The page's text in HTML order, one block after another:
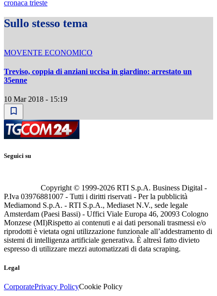
cronaca trieste
Sullo stesso tema
MOVENTE ECONOMICO
Treviso, coppia di anziani uccisa in giardino: arrestato un
35enne
10 Mar 2018 - 15:19
Seguici su
Copyright © 1999-2026 RTI S.p.A. Business Digital -
P.Iva 03976881007 - Tutti i diritti riservati - Per la pubblicità
Mediamond S.p.A. - RTI S.p.A., Mediaset N.V., sede legale
Amsterdam (Paesi Bassi) - Uffici Viale Europa 46, 20093 Cologno
Monzese (MI)Rispetto ai contenuti e ai dati personali trasmessi e/o
riprodotti è vietata ogni utilizzazione funzionale all’addestramento di
sistemi di intelligenza artificiale generativa. È altresì fatto divieto
espresso di utilizzare mezzi automatizzati di data scraping.
Legal
CorporatePrivacy PolicyCookie Policy